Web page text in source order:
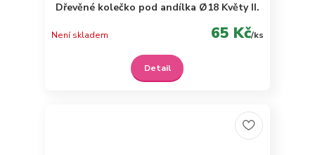
Dřevěné kolečko pod andílka Ø18 Květy II.
65 Kč/ks
Není skladem
Detail